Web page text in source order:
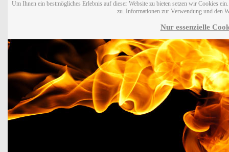
Um Ihnen ein bestmögliches Erlebnis auf dieser Website zu bieten setzen wir Cookies
zu. Informationen zur Verwendung und den
Nur essenzielle